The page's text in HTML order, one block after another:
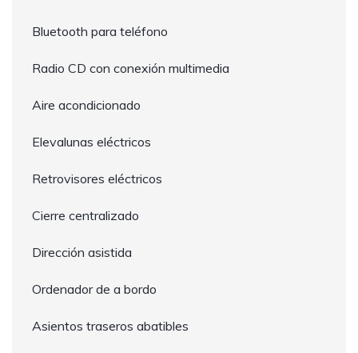
Bluetooth para teléfono
Radio CD con conexión multimedia
Aire acondicionado
Elevalunas eléctricos
Retrovisores eléctricos
Cierre centralizado
Dirección asistida
Ordenador de a bordo
Asientos traseros abatibles